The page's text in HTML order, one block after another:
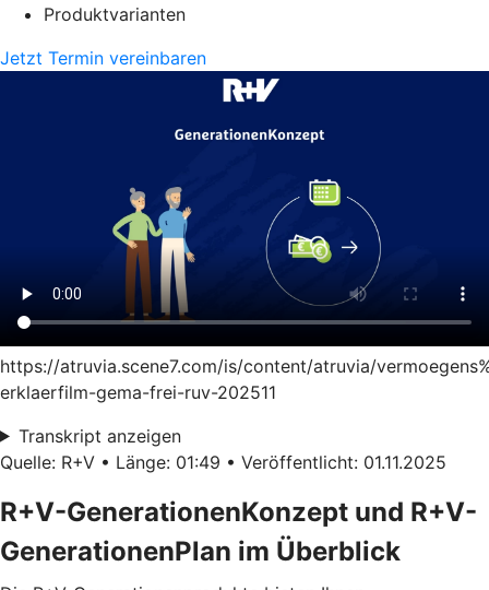
Produktvarianten
Jetzt Termin vereinbaren
https://atruvia.scene7.com/is/content/atruvia/
erklaerfilm-gema-frei-ruv-202511
Transkript anzeigen
Quelle: R+V • Länge: 01:49 • Veröffentlicht: 01.11.2025
R+V-GenerationenKonzept und R+V-
GenerationenPlan im Überblick